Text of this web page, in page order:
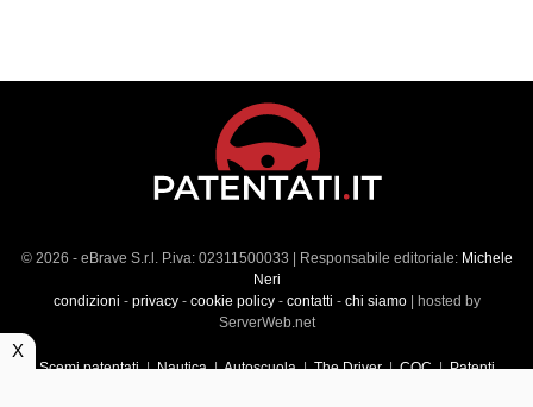
© 2026 - eBrave S.r.l. P.iva: 02311500033 | Responsabile editoriale: Michele
Neri
condizioni - privacy- cookie policy- contatti - chi siamo| hosted by
ServerWeb.net
Scemi patentati|Nautica|Autoscuola|The Driver|CQC|Patenti
X